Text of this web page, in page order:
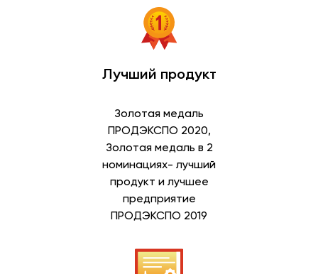
Лучший продукт
Золотая медаль
ПРОДЭКСПО 2020,
Золотая медаль в 2
номинациях- лучший
продукт и лучшее
предприятие
ПРОДЭКСПО 2019